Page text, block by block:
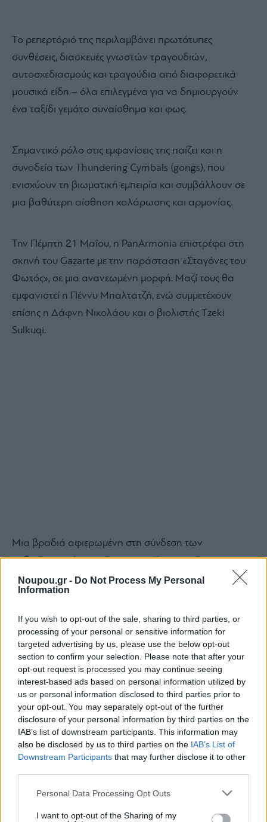
Noupou.gr - Do Not Process My Personal
Information
If you wish to opt-out of the sale, sharing to third parties, or
processing of your personal or sensitive information for
targeted advertising by us, please use the below opt-out
section to confirm your selection. Please note that after your
opt-out request is processed you may continue seeing
interest-based ads based on personal information utilized by
us or personal information disclosed to third parties prior to
your opt-out. You may separately opt-out of the further
disclosure of your personal information by third parties on the
IAB’s list of downstream participants. This information may
also be disclosed by us to third parties on the IAB’s List of
Downstream Participants that may further disclose it to other
Please note that this website/app uses one or more Google
not limited to your visit or usage behaviour. You may click to
Personal Data Processing Opt Outs
I want to opt-out of the Sharing of my
Το ρεπερτόριό της περιλαμβάνει πρωτότυπες
συνθέσεις, διασκευές γνωστών τραγουδιών,
αυτοσχεδιασμούς και τραγούδια από διαφορετικά
μουσικά είδη – όλα επιλεγμένα για να δημιουργούν
ένα ταξίδι γεμάτο συναίσθημα και φως.
Σημαντικό ρόλο στις εμφανίσεις της παίζει και η
συνοδεία των Thundering Cymbals (gongs), που
ενισχύουν τη βιωματική εμπειρία και συμβάλλουν σε
μια βαθύτερη αίσθηση χαλάρωσης και αρμονίας.
Την Πέμπτη 21 Μαΐου, η PanArmonia επιστρέφει στη
σκηνή του Gazarte με την παράσταση «Σταγόνες του
Φωτός», σε μια ανανεωμένη μορφή. Μαζί τους θα
εμφανιστεί η Πέννυ Μπαλτατζή, ενώ συμμετέχουν
επίσης η Δάφνη Νικολάου και ο βιολιστής Tzeki
Sulkuqi.
Μια βραδιά αφιερωμένη στη σύνδεση των
ανθρώπων μέσα από τη μουσική, τη χαρά και την
κοινή ζωντανή εμπειρία.
Supported by: Μαρία Κουτσαβίτη, ΝΟΥΝΟΥ, ST
Miracles by Sofia Tsoli
Πληροφορίες Παράστασης
Πού: Gazarte (Βουτάδων 34, Αθήνα)
Πότε: Πέμπτη 21 Μαΐου 2026
Ώρα Έναρξης: 21:30
Τηλέφωνο Κρατήσεων: 210 3460347
Προπώληση Εισιτηρίων: Μέσω τουmore.comκαι στο
ταμείο του Gazarte